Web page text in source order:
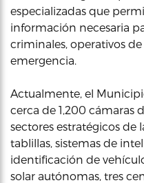
especializadas que
información necesaria
criminales, operativos
emergencia.
Actualmente, el
cerca de 1,200 cámaras
sectores estratégicos de
tablillas, sistemas de
identificación de
solar autónomas, tres